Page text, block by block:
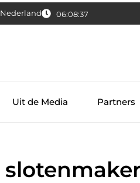
Nederland 06:08:38
Uit de Media Partners